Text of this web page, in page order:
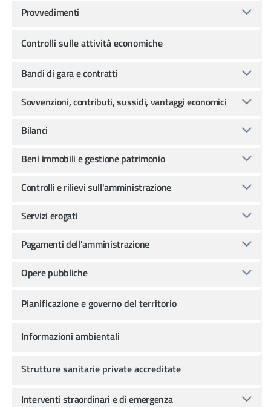
Provvedimenti
Controlli sulle attività economiche
Bandi di gara e contratti
Sovvenzioni, contributi, sussidi, vantaggi economici
Bilanci
Beni immobili e gestione patrimonio
Controlli e rilievi sull'amministrazione
Servizi erogati
Pagamenti dell'amministrazione
Opere pubbliche
Pianificazione e governo del territorio
Informazioni ambientali
Strutture sanitarie private accreditate
Interventi straordinari e di emergenza